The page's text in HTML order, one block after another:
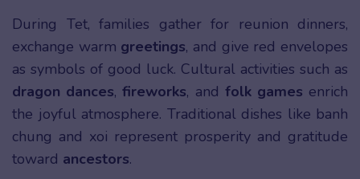
During Tet, families gather for reunion dinners,
exchange warm greetings, and give red envelopes
as symbols of good luck. Cultural activities such as
dragon dances,fireworks, and folk games enrich
the joyful atmosphere. Traditional dishes like banh
chung and xoi represent prosperity and gratitude
toward ancestors.